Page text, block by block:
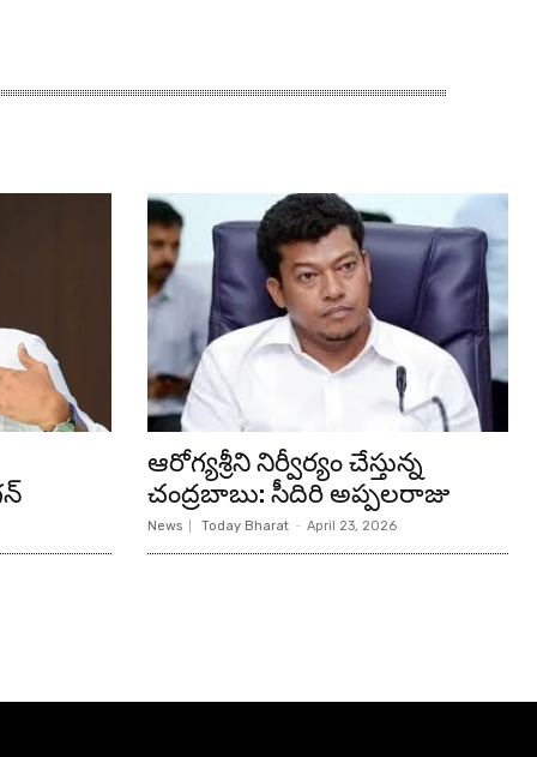
ఆరోగ్యశ్రీని నిర్వీర్యం చేస్తున్న
చంద్రబాబు: సీదిరి అప్పలరాజు
News Today Bharat - April 23, 2026